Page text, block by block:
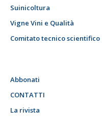
Suinicoltura
Vigne Vini e Qualità
Comitato tecnico scientifico
Abbonati
CONTATTI
La rivista